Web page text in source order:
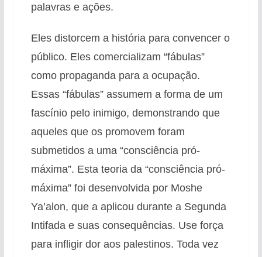
palavras e ações.
Eles distorcem a história para convencer o
público. Eles comercializam “fábulas”
como propaganda para a ocupação.
Essas “fábulas” assumem a forma de um
fascínio pelo inimigo, demonstrando que
aqueles que os promovem foram
submetidos a uma “consciência pró-
máxima”. Esta teoria da “consciência pró-
máxima” foi desenvolvida por Moshe
Ya’alon, que a aplicou durante a Segunda
Intifada e suas consequências. Use força
para infligir dor aos palestinos. Toda vez